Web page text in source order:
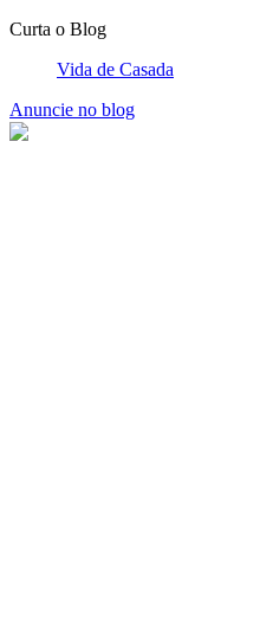
Curta o Blog
Vida de Casada
Anuncie no blog